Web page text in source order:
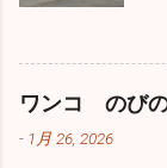
ツ
も
し
分も頑張って「
す。HP左上の３
イブをクリック
な
が
が
者
ワンコ のびの
- 1月 26, 2026